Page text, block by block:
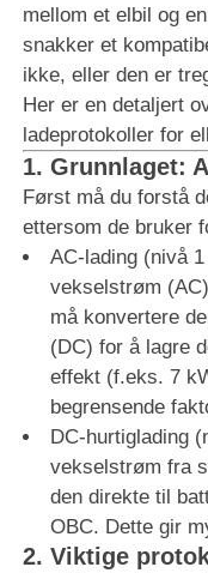
mellom et elbil og
snakker et
ikke, eller den er
Her er en detaljert
ladeprotokoller for
1. Grunnlaget:
Først må du forstå
ettersom de bruker
AC-lading (nivå
vekselstrøm
må konvertere
(DC) for å lagre
effekt (f.eks. 7
begrensende
DC-hurtiglading
vekselstrøm fra
den direkte til
OBC. Dette gir
2. Viktige